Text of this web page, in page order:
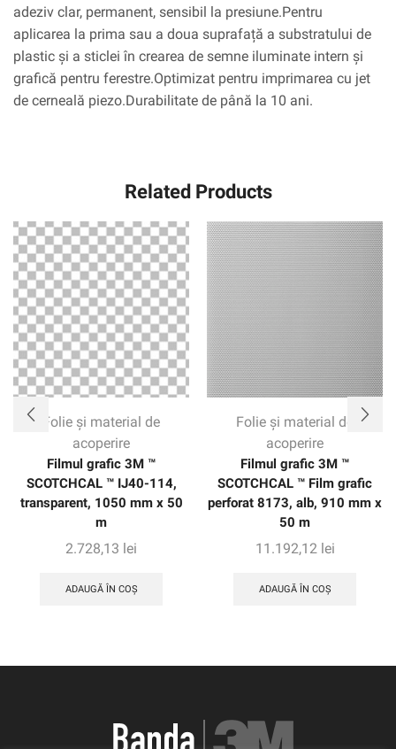
adeziv clar, permanent, sensibil la presiune.Pentru
aplicarea la prima sau a doua suprafață a substratului de
plastic și a sticlei în crearea de semne iluminate intern și
grafică pentru ferestre.Optimizat pentru imprimarea cu jet
de cerneală piezo.Durabilitate de până la 10 ani.
Related Products
Folie și material de
acoperire
Filmul grafic 3M ™
SCOTCHCAL ™ IJ40-114,
transparent, 1050 mm x 50
m
2.728,13 lei
ADAUGĂ ÎN COȘ
Folie și material de
acoperire
Filmul grafic 3M ™
SCOTCHCAL ™ Film grafic
perforat 8173, alb, 910 mm x
50 m
11.192,12 lei
ADAUGĂ ÎN COȘ